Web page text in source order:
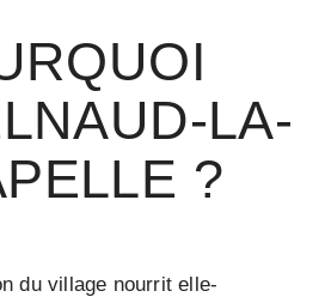
LA-
?
du village nourrit elle-